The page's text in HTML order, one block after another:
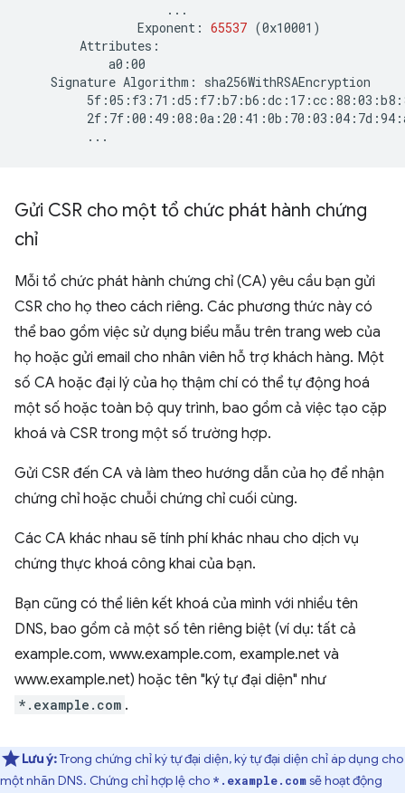
Exponent: 65537 (0x10001 )
Signature Algorithm:
Gửi CSR cho một tổ chức phát hành chứng
chỉ
Mỗi tổ chức phát hành chứng chỉ (CA) yêu cầu bạn gửi
CSR cho họ theo cách riêng. Các phương thức này có
thể bao gồm việc sử dụng biểu mẫu trên trang web của
họ hoặc gửi email cho nhân viên hỗ trợ khách hàng. Một
số CA hoặc đại lý của họ thậm chí có thể tự động hoá
một số hoặc toàn bộ quy trình, bao gồm cả việc tạo cặp
khoá và CSR trong một số trường hợp.
Gửi CSR đến CA và làm theo hướng dẫn của họ để nhận
chứng chỉ hoặc chuỗi chứng chỉ cuối cùng.
Các CA khác nhau sẽ tính phí khác nhau cho dịch vụ
chứng thực khoá công khai của bạn.
Bạn cũng có thể liên kết khoá của mình với nhiều tên
DNS, bao gồm cả một số tên riêng biệt (ví dụ: tất cả
example.com, www.example.com, example.net và
www.example.net) hoặc tên "ký tự đại diện" như
*.example.com .
Lưu ý:Trong chứng chỉ ký tự đại diện, ký tự đại diện chỉ áp dụng cho
một nhãn DNS. Chứng chỉ hợp lệ cho *.example.comsẽ hoạt động